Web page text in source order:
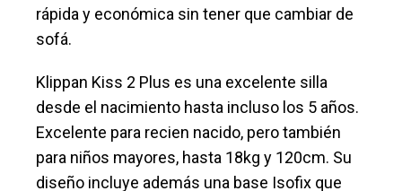
rápida y económica sin tener que cambiar de
sofá.
Klippan Kiss 2 Plus es una excelente silla
desde el nacimiento hasta incluso los 5 años.
Excelente para recien nacido, pero también
para niños mayores, hasta 18kg y 120cm. Su
diseño incluye además una base Isofix que